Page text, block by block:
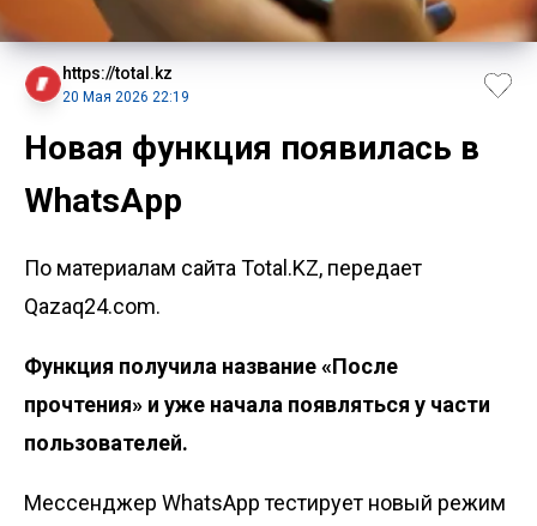
https://total.kz
20 Мая 2026 22:19
Новая функция появилась в
WhatsApp
По материалам сайта Total.KZ, передает
Qazaq24.com.
Функция получила название «После
прочтения» и уже начала появляться у части
пользователей.
Мессенджер WhatsApp тестирует новый режим